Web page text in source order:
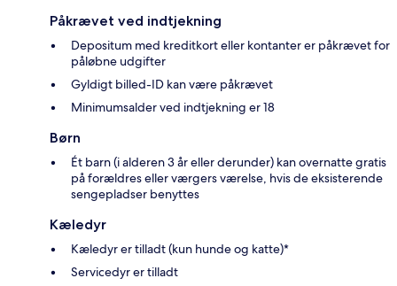
Påkrævet ved indtjekning
Depositum med kreditkort eller kontanter er påkrævet for
påløbne udgifter
Gyldigt billed-ID kan være påkrævet
Minimumsalder ved indtjekning er 18
Børn
Ét barn (i alderen 3 år eller derunder) kan overnatte gratis
på forældres eller værgers værelse, hvis de eksisterende
sengepladser benyttes
Kæledyr
Kæledyr er tilladt (kun hunde og katte)*
Servicedyr er tilladt